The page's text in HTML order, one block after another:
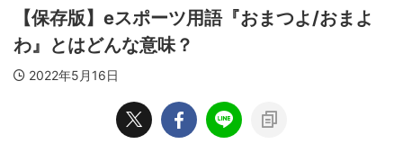
【保存版】eスポーツ用語『おまつよ/おまよ
わ』とはどんな意味？
2022年5月16日